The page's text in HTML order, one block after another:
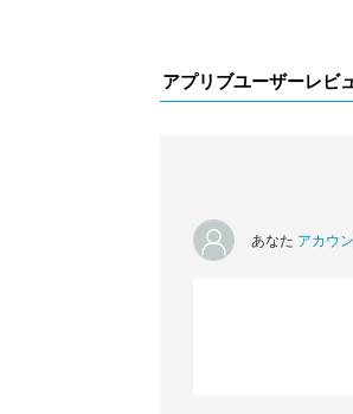
アプリブユーザーレビ
あなた アカウ